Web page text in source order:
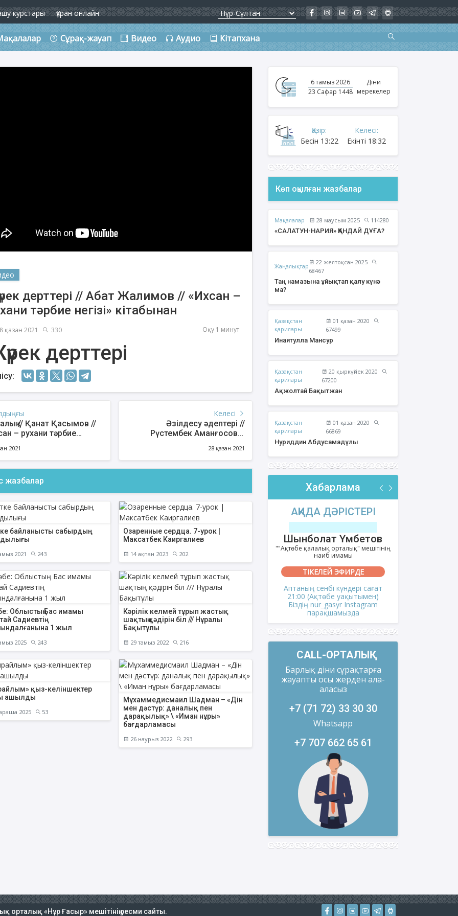
курстары Құран онлайн
Сұрақ-жауап Видео Аудио Кітапхана
Серік
Құрбан Яхия Сансызбайұлы
Сұлтанбай Назар
дерттері // Абат Жалимов // «Ихсан –
тәрбие негізі» кітабынан
қазан 2021 330 Оқу 1 минут
дерттері
// Қанат Қасымов //
– рухани тәрбие
2021
Келесі
Әзілдесу әдептері //
Рүстембек Аманғосов //
негізі» кітабынан
28 қазан 2021
жазбалар
байланысты сабырдың
2021 243
Озаренные сердца. 7-урок |
Максатбек Каиргалиев
14 ақпан 2023 202
Облыстың Бас имамы
Садиевтің
1 жыл
2025 243
Кәрілік келмей тұрып жастық
шақтың қәдірін біл /// Нұралы
Бақытұлы
29 тамыз 2022 216
қыз-келіншектер
ашылды
2025 53
Мұхаммедисмаил Шадман – «Дін
мен дәстүр: даналық пен
дарақылық» \ «Иман нұры»
бағдарламасы
26 наурыз 2022 293
6 тамыз 2026
23 Сафар 1448
Діни
мерекелер
Қазір:
Бесін 13:22
Келесі:
Екінті 18:32
Көп оқылған жазбалар
Мақалалар 28 маусым 2025
114280
«САЛАТУН-НАРИЯ» ҚАНДАЙ ДҰҒА?
Жаңалықтар
22 желтоқсан 2025
68467
Таң намазына ұйықтап қалу күнә
ма?
Қазақстан
қарилары
01 қазан 2020
67499
Инаятулла Мансур
Қазақстан
қарилары
20 қыркүйек 2020
67200
Ақжолтай Бақытжан
Қазақстан
қарилары
01 қазан 2020
66869
Нуриддин Абдусамадұлы
Хабарлама
АҚИДА ДӘРІСТЕРІ
Шынболат Үмбетов
наиб имамы
ТІКЕЛЕЙ ЭФИРДЕ
Аптаның сенбі күндері сағат
21:00 (Ақтөбе уақытымен)
парақшамызда
ФИҚҺ ДӘРІСТЕРІ
Нұрбол Смағұлов
наиб имамы
ТІКЕЛЕЙ ЭФИРДЕ
Аптаның сәрсенбі күндері сағат
21:00 (Ақтөбе уақытымен)
парақшамызда
АҚИДА ДӘРІСТЕРІ
Шынболат Үмбетов
""Ақтөбе қалалық орталық" мешітінің
наиб имамы
ТІКЕЛЕЙ ЭФИРДЕ
Аптаның сенбі күндері сағат
21:00 (Ақтөбе уақытымен)
Біздің nur_gasyr Instagram
парақшамызда
CALL-ОРТАЛЫҚ
Барлық діни сұрақтарға
жауапты осы жерден ала-
аласыз
+7 (71 72) 33 30 30
Whatsapp
+7 707 662 65 61
орталық «Нұр Ғасыр» мешітінің ресми сайты.